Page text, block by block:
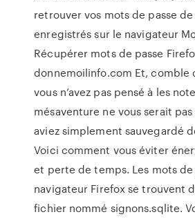
retrouver vos mots de passe
enregistrés sur le navigateur
Récupérer mots de passe
donnemoilinfo.com Et, comble
vous n’avez pas pensé à les
mésaventure ne vous serait
aviez simplement sauvegardé
Voici comment vous éviter
et perte de temps. Les mots de
navigateur Firefox se trouvent
fichier nommé signons.sqlite.